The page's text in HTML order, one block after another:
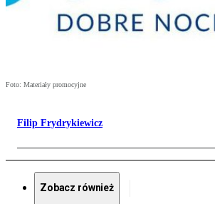
Foto: Materiały promocyjne
Filip Frydrykiewicz
Zobacz również